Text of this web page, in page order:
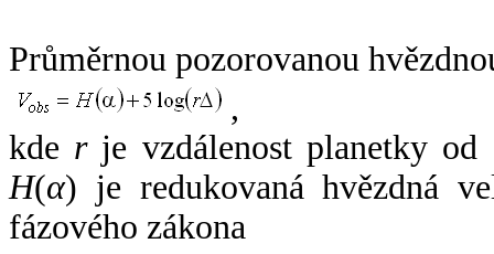
Průměrnou pozorovanou
,
kde rje vzdálenost planetky od
H(α) je redukovaná hvězdná
fázového zákona